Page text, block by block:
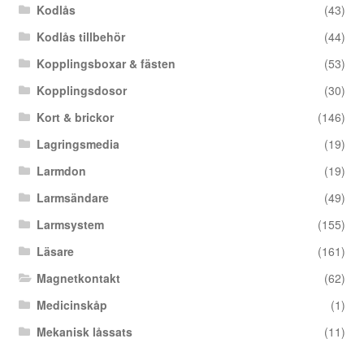
Kodlås
(43)
Kodlås tillbehör
(44)
Kopplingsboxar & fästen
(53)
Kopplingsdosor
(30)
Kort & brickor
(146)
Lagringsmedia
(19)
Larmdon
(19)
Larmsändare
(49)
Larmsystem
(155)
Läsare
(161)
Magnetkontakt
(62)
Medicinskåp
(1)
Mekanisk låssats
(11)